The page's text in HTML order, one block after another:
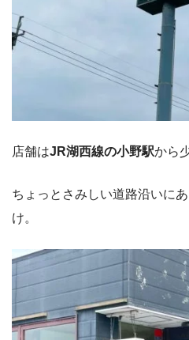
店舗はJR湖西線の小野駅から
ちょっとさみしい道路沿いに
け。